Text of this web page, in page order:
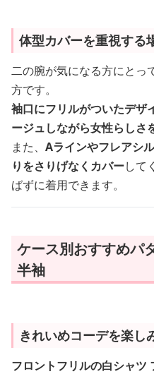
体型カバーを重視する
二の腕が気になる方にとっ
方です。
袖口にフリルがついたデザ
ージュしながら女性らしさ
また、 Aラインやフレアシ
りをさりげなくカバーして
ばずに着用できます。
ケース別おすすめパ
半袖
きれいめコーデを楽し
フロントフリルの白シャツ